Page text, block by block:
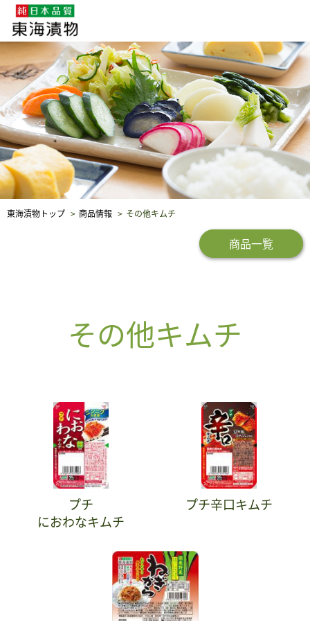
企業・採用情報 社会貢献 品質保証
東海漬物トップ 商品情報 その他キムチ
商品一覧
その他キムチ
プチ
におわなキムチ
プチ辛口キムチ